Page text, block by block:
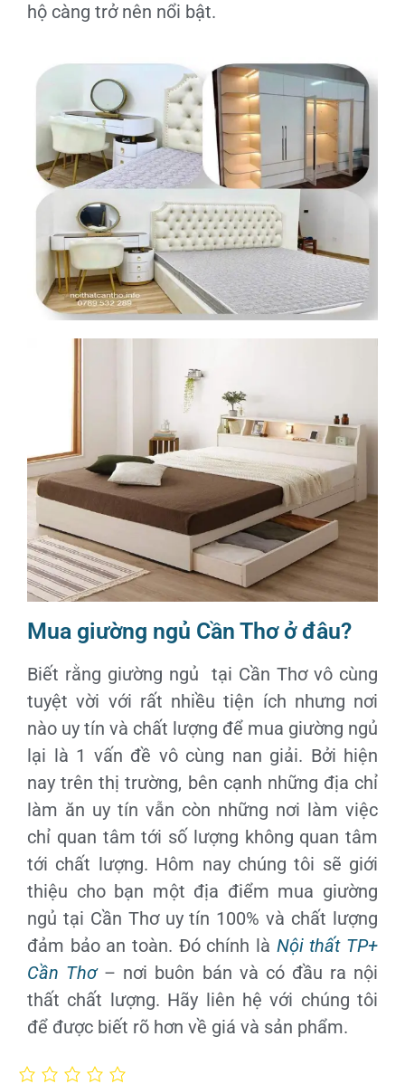
hộ càng trở nên nổi bật.
Mua giường ngủ Cần Thơ ở đâu?
Biết rằng giường ngủ tại Cần Thơ vô cùng
tuyệt vời với rất nhiều tiện ích nhưng nơi
nào uy tín và chất lượng để mua giường ngủ
lại là 1 vấn đề vô cùng nan giải. Bởi hiện
nay trên thị trường, bên cạnh những địa chỉ
làm ăn uy tín vẫn còn những nơi làm việc
chỉ quan tâm tới số lượng không quan tâm
tới chất lượng. Hôm nay chúng tôi sẽ giới
thiệu cho bạn một địa điểm mua giường
ngủ tại Cần Thơ uy tín 100% và chất lượng
đảm bảo an toàn. Đó chính là Nội thất TP+
Cần Thơ – nơi buôn bán và có đầu ra nội
thất chất lượng. Hãy liên hệ với chúng tôi
để được biết rõ hơn về giá và sản phẩm.